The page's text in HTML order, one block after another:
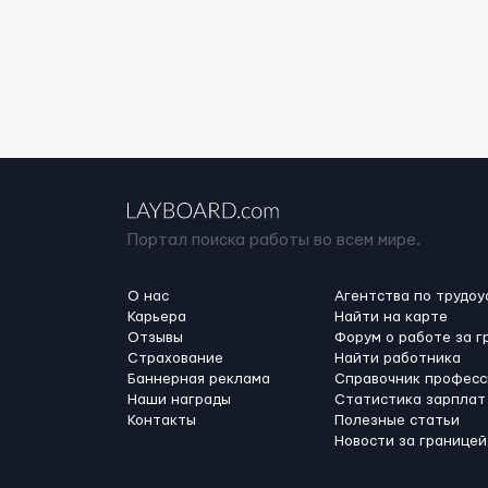
Портал поиска работы во всем мире.
О нас
Карьера
Отзывы
Страхование
Баннерная реклама
Наши награды
Контакты
Агентства по
Найти на карте
Форум о работе за
Найти работника
Справочник
Статистика зарплат
Полезные статьи
Новости за границей